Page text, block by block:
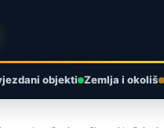
objekti Zemlja i okoliš